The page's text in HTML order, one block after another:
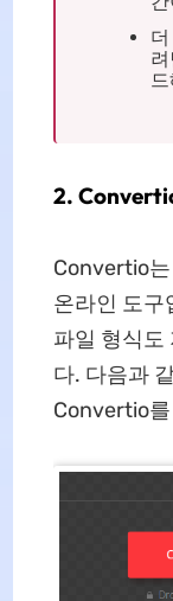
2.
Convertio
온라인 도구
파일 형식도
다. 다음과
Convertio